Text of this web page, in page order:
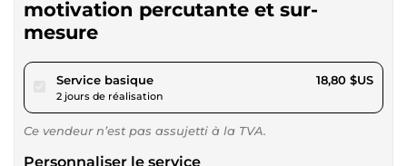
motivation percutante et sur-
mesure
Service basiquepour 17,32 $US
2 jours de réalisation
18,80 $US
Ce vendeur n’est pas assujetti à la TVA.
Personnaliser le service